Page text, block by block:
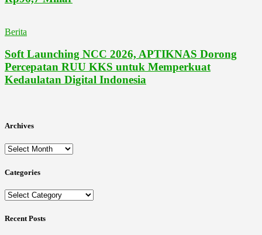
Berita
Soft Launching NCC 2026, APTIKNAS Dorong
Percepatan RUU KKS untuk Memperkuat
Kedaulatan Digital Indonesia
Archives
Archives
Categories
Categories
Recent Posts